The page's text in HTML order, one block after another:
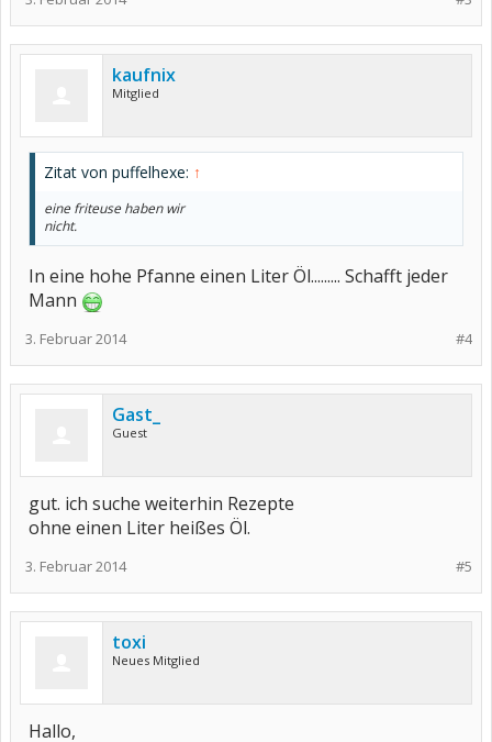
kaufnix
Mitglied
Zitat von puffelhexe: ↑
eine friteuse haben wir
nicht.
In eine hohe Pfanne einen Liter Öl......... Schafft jeder
Mann
#4
3. Februar 2014
Gast_
Guest
gut. ich suche weiterhin Rezepte
ohne einen Liter heißes Öl.
#5
3. Februar 2014
toxi
Neues Mitglied
Hallo,